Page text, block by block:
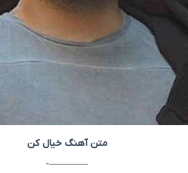
متن آهنگ خیال کن
————-